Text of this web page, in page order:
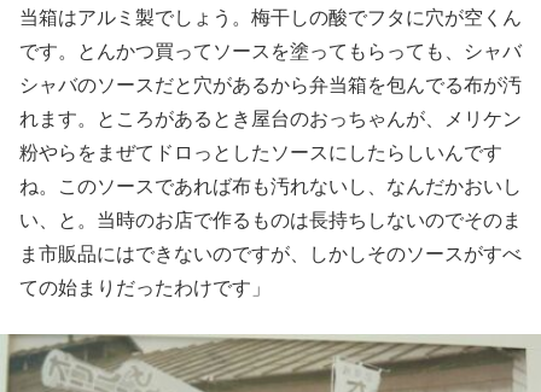
当箱はアルミ製でしょう。梅干しの酸でフタに穴が空くん
です。とんかつ買ってソースを塗ってもらっても、シャバ
シャバのソースだと穴があるから弁当箱を包んでる布が汚
れます。ところがあるとき屋台のおっちゃんが、メリケン
粉やらをまぜてドロっとしたソースにしたらしいんです
ね。このソースであれば布も汚れないし、なんだかおいし
い、と。当時のお店で作るものは長持ちしないのでそのま
ま市販品にはできないのですが、しかしそのソースがすべ
ての始まりだったわけです」